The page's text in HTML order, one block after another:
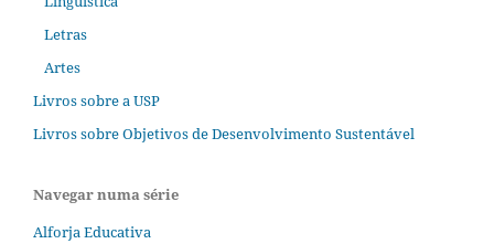
Letras
Artes
Livros sobre a USP
Livros sobre Objetivos de Desenvolvimento Sustentável
Navegar numa série
Alforja Educativa